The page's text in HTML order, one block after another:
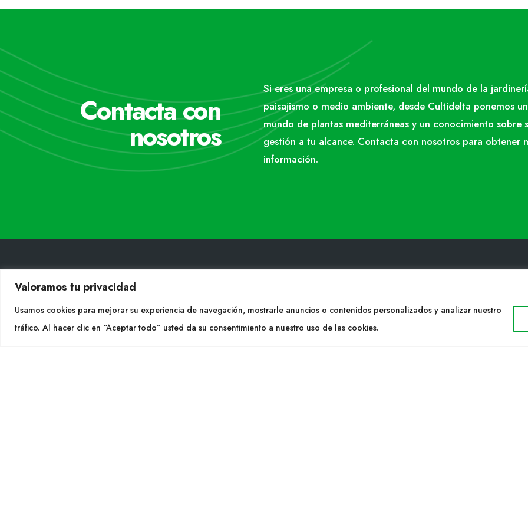
Valoramos tu privacidad
Usamos cookies para mejorar su experiencia de navegación, mostrarle anuncios o contenidos personalizados y analizar nuestro
tráfico. Al hacer clic en “Aceptar todo” usted da su consentimiento a nuestro uso de las cookies.
Contacta con
nosotros
Si eres una empresa o profesional del mundo de la
paisajismo o medio ambiente, desde Cultidelta ponemos un
mundo de plantas mediterráneas y un conocimiento sobre
gestión a tu alcance. Contacta con nosotros para obtener
información.
CONTACTO
Tel. +34 977053013
WEB